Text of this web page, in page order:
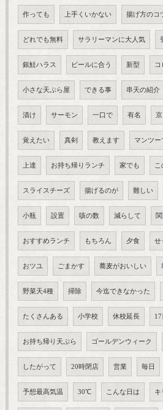
作っても 上手くいかない 揚げ方のコ
どれでも無料 サラリーマンに大人気
銀鮭ハラス ビールに合う 新型 コ
小さな天ぷら屋 できる事 串天の紹介
漬け サーモン 一口で 有名
覚えたい 真剣 教えます マンツー
上達 お持ち帰りランチ 家でも こ
スライスチーズ 揚げるのが 難しい
小瓶 設置 咳の数 減らして
おすすめランチ もちろん 夕食 せ
おツユ ごまかす 蕎麦がおいしい
野菜天4種 掃除 今迄できなかった
たくさんある 小学校 休校延長
お持ち帰り天ぷら ゴールデンウィーク
したがって 20時閉店 営業 毎日
予想最高気温 30℃ こんな日は キ